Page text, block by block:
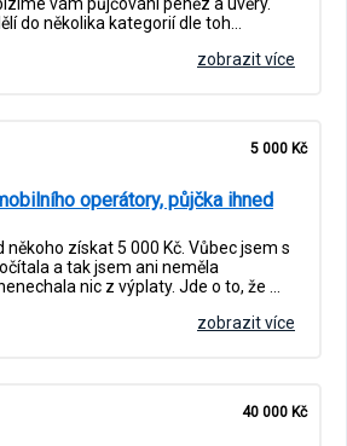
do několika kategorií dle toh…
zobrazit více
5 000 Kč
operátory, půjčka ihned
získat 5 000 Kč. Vůbec jsem s
a tak jsem ani neměla
nic z výplaty. Jde o to, že …
zobrazit více
40 000 Kč